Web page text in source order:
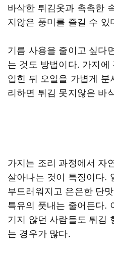
바삭한 튀김옷과 촉촉한
지않은 풍미를 즐길 수 있
기름 사용을 줄이고 싶다
는 것도 방법이다. 가지
입힌 뒤 오일을 가볍게
리하면 튀김 못지않은 바
가지는 조리 과정에서 자
살아나는 것이 특징이다.
부드러워지고 은은한 단
특유의 풋내는 줄어든다.
기지 않던 사람들도 튀김
는 경우가 많다.